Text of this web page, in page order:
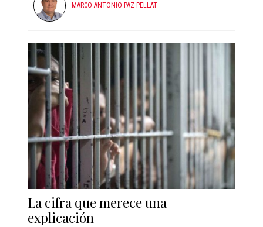
MARCO ANTONIO PAZ PELLAT
La cifra que merece una
explicación